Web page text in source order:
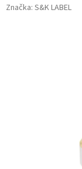
Značka: S&K LABEL